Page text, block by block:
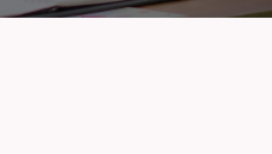
366-7657